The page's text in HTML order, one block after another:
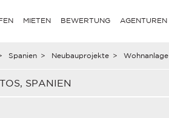
MIETEN BEWERTUNG AGENTUREN
Spanien > Neubauprojekte > Wohnanlage
SPANIEN